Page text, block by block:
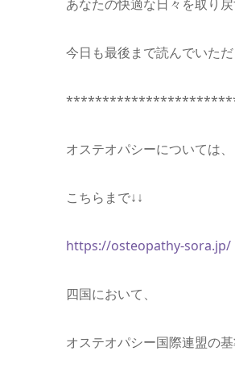
あなたの快適な日々を取り
今日も最後まで読んでいた
オステオパシーについては、
こちらまで↓↓
https://osteopathy-sora.jp/
四国において、
オステオパシー国際連盟の